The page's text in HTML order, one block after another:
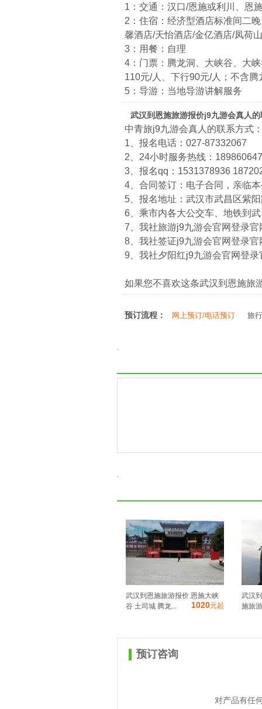
1：交通：汉口/恩施或利川、恩
2：住宿：经济型酒店标准间二
馨酒店/天怡酒店/金亿酒店/凤荷
3：用餐：自理
4：门票：腾龙洞、大峡谷、大
110元/人、下行90元/人；不含
5：导游：当地导游讲解服务
武汉到恩施旅游报价j9九游会真人
中青旅j9九游会真人的联系方式
1、报名电话：027-87332067
2、24小时服务热线：
3、报名qq：1531378936
4、合同签订：电子合同，亲临
5、报名地址：武汉市武昌区紫
6、乘市内各大公交车、地铁到
7、我社旅游j9九游会官网登录
8、我社签证j9九游会官网登录
9、我社夕阳红j9九游会官网登
如果您不喜欢这条武汉到恩施旅
预订流程： 网上预订/电话预订 旅
武汉到恩施旅游报价 恩施大峡
谷 土司城 腾龙...
1020元起
武汉
施旅
预订咨询
对产品有任